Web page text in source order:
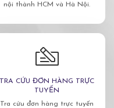
nội thành HCM và Hà Nội.
TRA CỨU ĐƠN HÀNG TRỰC
TUYẾN
Tra cứu đơn hàng trực tuyến